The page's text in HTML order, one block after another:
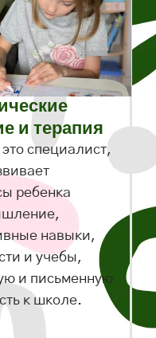
и терапия
специалист,
ребенка
навыки,
и учебы,
и письменную
к школе.